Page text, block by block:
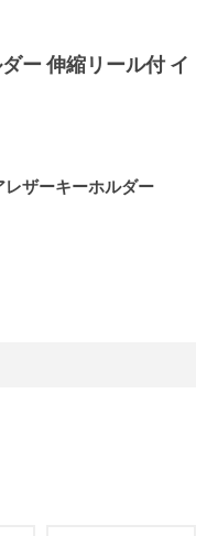
ー 伸縮リール付 イ
ザーキーホルダー